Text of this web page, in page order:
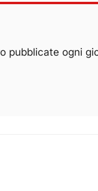
pubblicate ogni